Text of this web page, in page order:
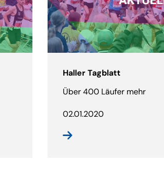
Haller Tagblatt
Über 400 Läufer mehr
02.01.2020